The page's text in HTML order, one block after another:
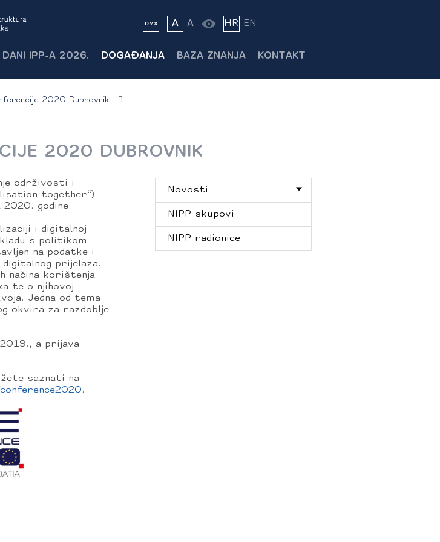
A A HR EN
DANI IPP-A 2026. DOGAĐANJA BAZA ZNANJA KONTAKT
2020 Dubrovnik
2020 DUBROVNIK
održivosti i
together“)
godine.
i digitalnoj
s politikom
na podatke i
prijelaza.
načina korištenja
te o njihovoj
Jedna od tema
okvira za razdoblje
a prijava
saznati na
.
Novosti
NIPP skupovi
NIPP radionice